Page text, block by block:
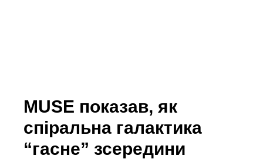
MUSE показав, як
спіральна галактика
“гасне” зсередини